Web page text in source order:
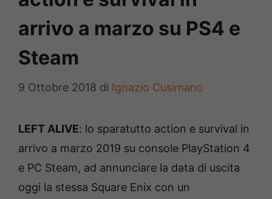
arrivo a marzo su PS4 e
Steam
9 Ottobre 2018 di Ignazio Cusimano
LEFT ALIVE: lo sparatutto action e survival in
arrivo a marzo 2019 su console PlayStation 4
e PC Steam, ad annunciare la data di uscita
oggi la stessa Square Enix con un